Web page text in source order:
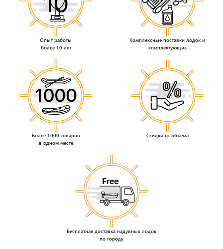
Опыт работы
более 10 лет
Комплексные поставки лодок и
комплектующих
Более 1000 товаров
в одном месте
Скидки от объема
Бесплатная доставка надувных лодок
по городу